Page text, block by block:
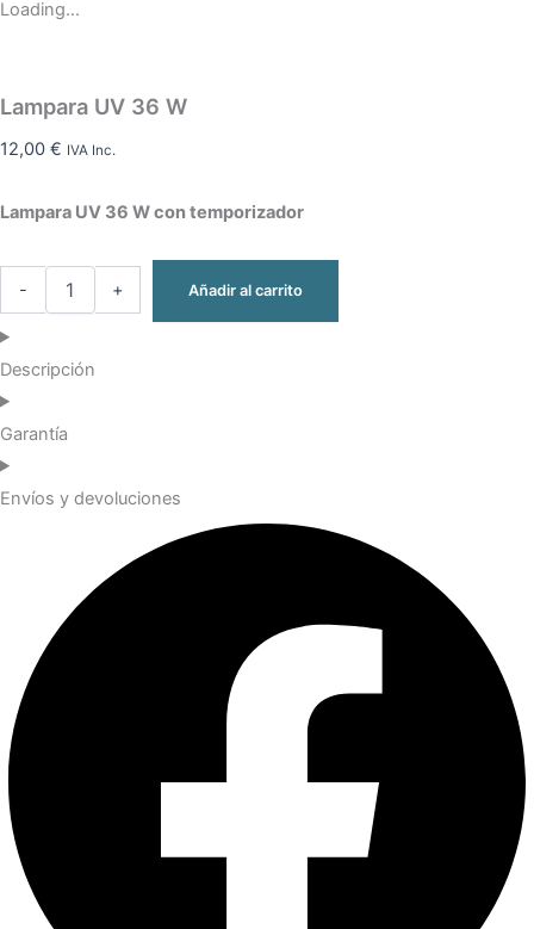
Loading...
Lampara UV 36 W
12,00 € IVA Inc.
Lampara UV 36 W con temporizador
- + Añadir al carrito
Descripción
Garantía
Envíos y devoluciones